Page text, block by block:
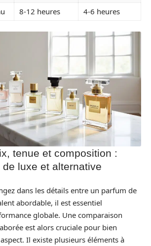
8-12 heures 4-6 heures
tenue et composition :
luxe et alternative
dans les détails entre un parfum de
abordable, il est essentiel
globale. Une comparaison
est alors cruciale pour bien
Il existe plusieurs éléments à